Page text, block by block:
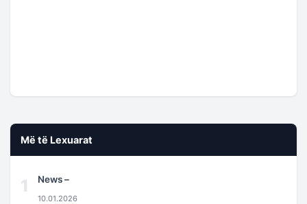
Më të Lexuarat
1 News –
10.01.2026